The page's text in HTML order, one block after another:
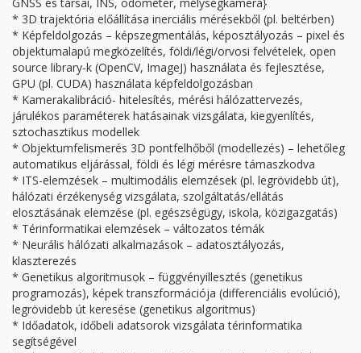
* 3D trajektória előállítása inerciális mérésekből (pl. beltérben)
* Képfeldolgozás – képszegmentálás, képosztályozás – pixel és
objektumalapú megközelítés, földi/légi/orvosi felvételek, open
source library-k (OpenCV, ImageJ) használata és fejlesztése,
GPU (pl. CUDA) használata képfeldolgozásban
* Kamerakalibráció- hitelesítés, mérési hálózattervezés,
járulékos paraméterek hatásainak vizsgálata, kiegyenlítés,
sztochasztikus modellek
* Objektumfelismerés 3D pontfelhőből (modellezés) – lehetőleg
automatikus eljárással, földi és légi mérésre támaszkodva
* ITS-elemzések – multimodális elemzések (pl. legrövidebb út),
hálózati érzékenység vizsgálata, szolgáltatás/ellátás
elosztásának elemzése (pl. egészségügy, iskola, közigazgatás)
* Térinformatikai elemzések – változatos témák
* Neurális hálózati alkalmazások – adatosztályozás,
klaszterezés
* Genetikus algoritmusok – függvényillesztés (genetikus
programozás), képek transzformációja (differenciális evolúció),
legrövidebb út keresése (genetikus algoritmus)
* Időadatok, időbeli adatsorok vizsgálata térinformatika
segítségével